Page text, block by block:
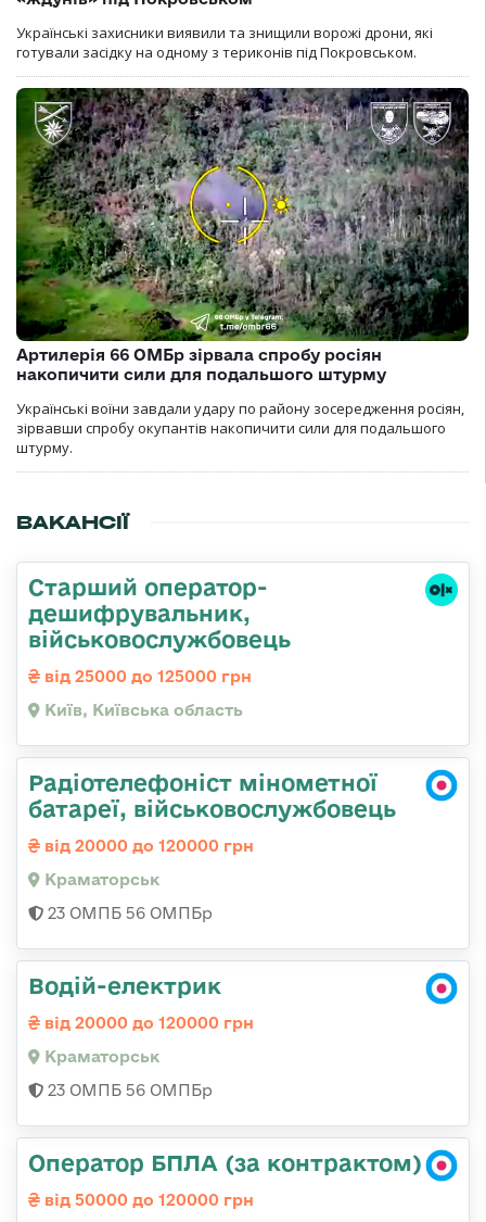
Українські захисники виявили та знищили ворожі дрони, які
готували засідку на одному з териконів під Покровськом.
Артилерія 66 ОМБр зірвала спробу росіян
накопичити сили для подальшого штурму
Українські воїни завдали удару по району зосередження росіян,
зірвавши спробу окупантів накопичити сили для подальшого
штурму.
ВАКАНСІЇ
Старший оператор-
дешифрувальник,
військовослужбовець
від 25000 до 125000 грн
Київ, Київська область
Радіотелефоніст мінометної
батареї, військовослужбовець
від 20000 до 120000 грн
Краматорськ
23 ОМПБ 56 ОМПБр
Водій-електрик
від 20000 до 120000 грн
Краматорськ
23 ОМПБ 56 ОМПБр
Оператор БПЛА (за контрактом)
від 50000 до 120000 грн